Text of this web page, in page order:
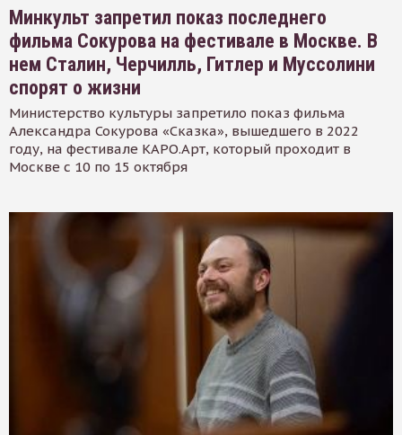
Минкульт запретил показ последнего
фильма Сокурова на фестивале в Москве. В
нем Сталин, Черчилль, Гитлер и Муссолини
спорят о жизни
Министерство культуры запретило показ фильма
Александра Сокурова «Сказка», вышедшего в 2022
году, на фестивале КАРО.Арт, который проходит в
Москве с 10 по 15 октября